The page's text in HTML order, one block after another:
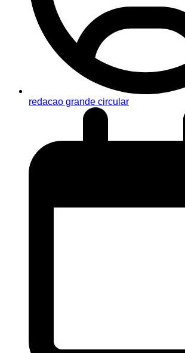
redacao grande circular